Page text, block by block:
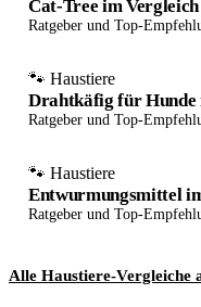
Cat-Tree im Vergleich
Ratgeber und Top-
🐾 Haustiere
Drahtkäfig für Hunde
Ratgeber und Top-
🐾 Haustiere
Entwurmungsmittel
Ratgeber und Top-
Alle Haustiere-Vergleiche